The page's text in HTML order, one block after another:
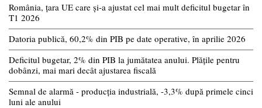
România, țara UE care și-a ajustat cel mai mult deficitul bugetar în
T1 2026
Datoria publică, 60,2% din PIB pe date operative, în aprilie 2026
Deficitul bugetar, 2% din PIB la jumătatea anului. Plățile pentru
dobânzi, mai mari decât ajustarea fiscală
Semnal de alarmă - producția industrială, -3,3% după primele cinci
luni ale anului